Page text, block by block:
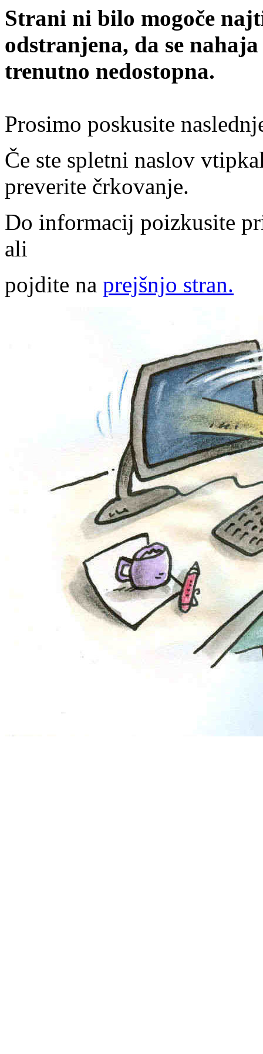
Strani ni bilo mogoče
odstranjena, da se
trenutno nedostopna.
Prosimo poskusite
Če ste spletni naslov
preverite črkovanje.
Do informacij poizkusite
ali
pojdite na prejšnjo stran.